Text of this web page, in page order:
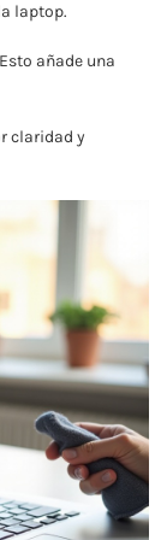
laptop.
añade una
claridad y